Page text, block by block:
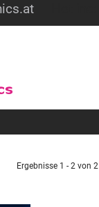
Ergebnisse 1 - 2 von 2